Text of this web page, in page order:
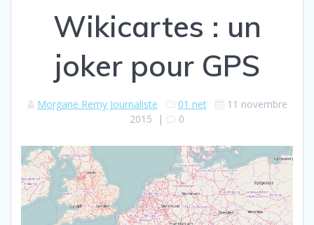
Wikicartes : un
joker pour GPS
Morgane Remy Journaliste 01 net
11 novembre
2015 | 0